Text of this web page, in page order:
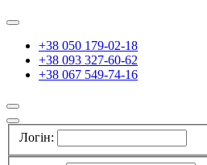
+38 050 179-02-18
+38 093 327-60-62
+38 067 549-74-16
Логін: